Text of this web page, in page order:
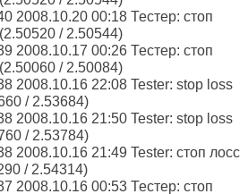
2008.10.20 00:18 Тестер: стоп
/ 2.50544)
2008.10.17 00:26 Тестер: стоп
/ 2.50084)
2008.10.16 22:08 Tester: stop loss
/ 2.53684)
2008.10.16 21:50 Tester: stop loss
/ 2.53784)
2008.10.16 21:49 Tester: стоп лосс
/ 2.54314)
2008.10.16 00:53 Тестер: стоп